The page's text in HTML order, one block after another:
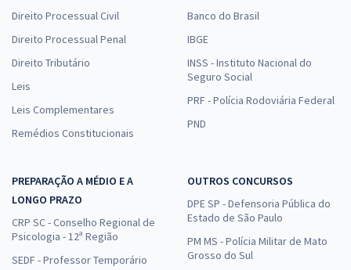
Direito Processual Civil
Direito Processual Penal
Direito Tributário
Leis
Leis Complementares
Remédios Constitucionais
Banco do Brasil
IBGE
INSS - Instituto Nacional do
Seguro Social
PRF - Polícia Rodoviária Federal
PND
PREPARAÇÃO A MÉDIO E A
LONGO PRAZO
CRP SC - Conselho Regional de
Psicologia - 12ª Região
SEDF - Professor Temporário
OUTROS CONCURSOS
DPE SP - Defensoria Pública do
Estado de São Paulo
PM MS - Polícia Militar de Mato
Grosso do Sul